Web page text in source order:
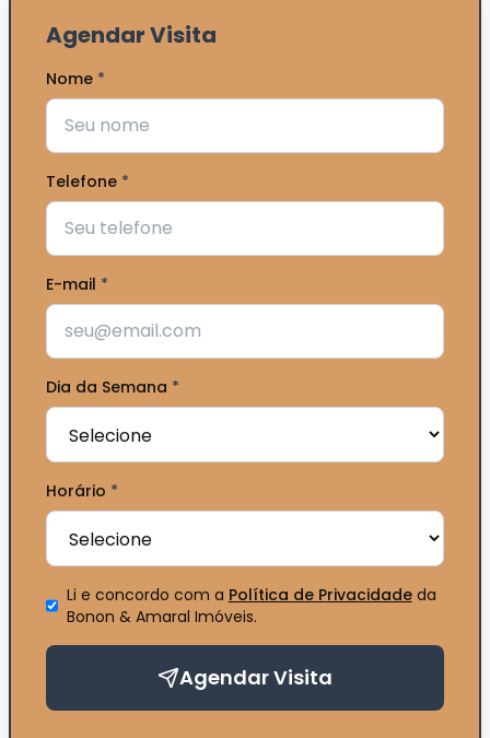
Agendar Visita
Nome *
Telefone *
E-mail *
Dia da Semana *
Horário *
Li e concordo com a Política de Privacidadeda
Bonon & Amaral Imóveis.
Agendar Visita